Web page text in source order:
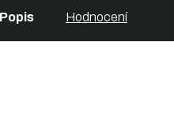
Popis Hodnocení